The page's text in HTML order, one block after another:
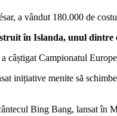
a vândut 180.000 de
în Islanda, unul
câștigat Campionatul
inițiative menite să
Bing Bang, lansat în